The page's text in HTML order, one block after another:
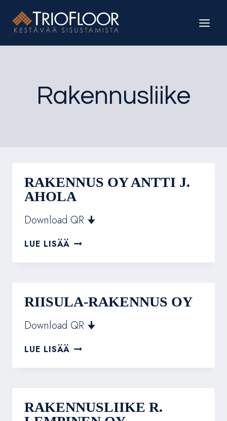
sisältöön
Rakennusliike
RAKENNUS OY ANTTI J.
AHOLA
Download QR 🠋
LUE LISÄÄ RAKENNUS
ANTTI
RIISULA-RAKENNUS OY
Download QR 🠋
LUE LISÄÄ RIISULA-
OY
RAKENNUSLIIKE R.